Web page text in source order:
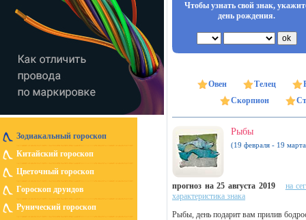
Зодиакальный гороскоп
Китайский гороскоп
Цветочный гороскоп
Гороскоп друидов
Рунический гороскоп
Чтобы узнать свой знак,
день рождения.
Овен Телец
Скорпион
Рыбы
(19 февраля - 19
прогноз на 25 августа 2019
на
характеристика знака
Рыбы, день подарит вам прилив